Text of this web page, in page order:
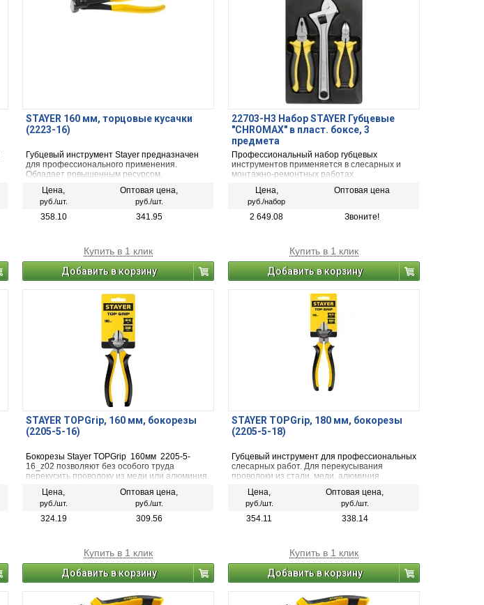
STAYER 160 мм, торцовые кусачки
(2223-16)
Губцевый инструмент Stayer предназначен
для профессионального применения.
Обладает повышенным ресурсом,
работы по захвату и удерживанию мелких
предметов, перекусыванию проволоки
средней твердости и других слесарных и
Цена,
руб./шт.
Оптовая цена,
руб./шт.
358.10 341.95
Купить в 1 клик
Добавить в корзину
22703-H3 Набор STAYER Губцевые
"CHROMAX" в пласт. боксе, 3
предмета
Профессиональный набор губцевых
инструментов применяется в слесарных и
монтажно-ремонтных работах.
Цена,
руб./набор
Оптовая цена
2 649.08 Звоните!
Купить в 1 клик
Добавить в корзину
STAYER TOPGrip, 160 мм, бокорезы
(2205-5-16)
Бокорезы Stayer TOPGrip 160мм 2205-5-
16_z02 позволяют без особого труда
перекусить проволоку из меди или алюминия.
Цена,
руб./шт.
Оптовая цена,
руб./шт.
324.19 309.56
Купить в 1 клик
Добавить в корзину
STAYER TOPGrip, 180 мм, бокорезы
(2205-5-18)
Губцевый инструмент для профессиональных
слесарных работ. Для перекусывания
проволоки из стали, меди, алюминия
Цена,
руб./шт.
Оптовая цена,
руб./шт.
354.11 338.14
Купить в 1 клик
Добавить в корзину